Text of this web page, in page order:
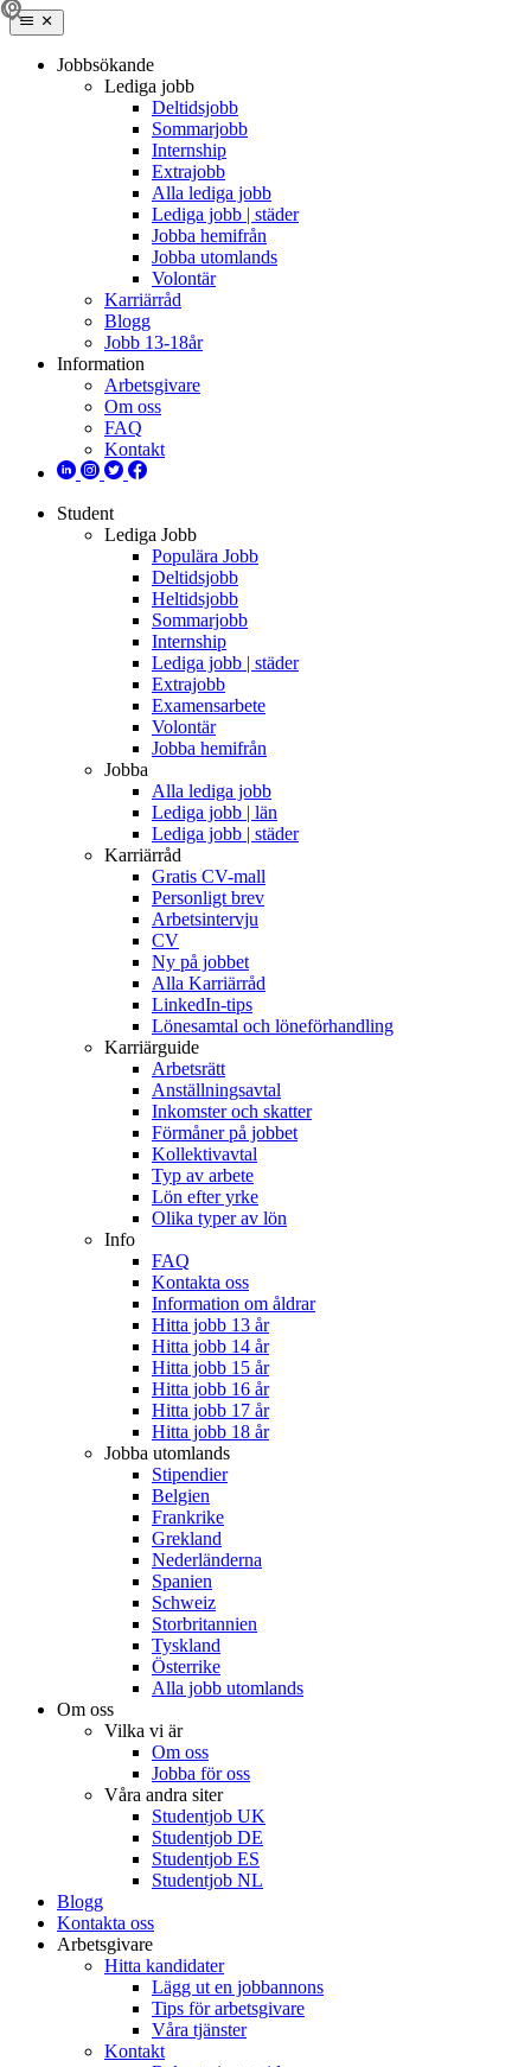
Jobbsökande
Lediga jobb
Deltidsjobb
Sommarjobb
Internship
Extrajobb
Alla lediga jobb
Lediga jobb | städer
Jobba hemifrån
Jobba utomlands
Volontär
Karriärråd
Blogg
Jobb 13-18år
Information
Arbetsgivare
Om oss
FAQ
Kontakt
Student
Lediga Jobb
Populära Jobb
Deltidsjobb
Heltidsjobb
Sommarjobb
Internship
Lediga jobb | städer
Extrajobb
Examensarbete
Volontär
Jobba hemifrån
Jobba
Alla lediga jobb
Lediga jobb | län
Lediga jobb | städer
Karriärråd
Gratis CV-mall
Personligt brev
Arbetsintervju
CV
Ny på jobbet
Alla Karriärråd
LinkedIn-tips
Lönesamtal och löneförhandling
Karriärguide
Arbetsrätt
Anställningsavtal
Inkomster och skatter
Förmåner på jobbet
Kollektivavtal
Typ av arbete
Lön efter yrke
Olika typer av lön
Info
FAQ
Kontakta oss
Information om åldrar
Hitta jobb 13 år
Hitta jobb 14 år
Hitta jobb 15 år
Hitta jobb 16 år
Hitta jobb 17 år
Hitta jobb 18 år
Jobba utomlands
Stipendier
Belgien
Frankrike
Grekland
Nederländerna
Spanien
Schweiz
Storbritannien
Tyskland
Österrike
Alla jobb utomlands
Om oss
Vilka vi är
Om oss
Jobba för oss
Våra andra siter
Studentjob UK
Studentjob DE
Studentjob ES
Studentjob NL
Blogg
Kontakta oss
Arbetsgivare
Hitta kandidater
Lägg ut en jobbannons
Tips för arbetsgivare
Våra tjänster
Kontakt